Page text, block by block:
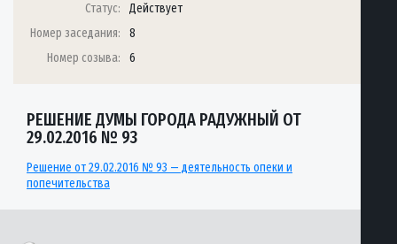
Статус:
Действует
Номер заседания:
8
Номер созыва:
6
РЕШЕНИЕ ДУМЫ ГОРОДА РАДУЖНЫЙ ОТ
29.02.2016 № 93
Решение от 29.02.2016 № 93 — деятельность опеки и
попечительства